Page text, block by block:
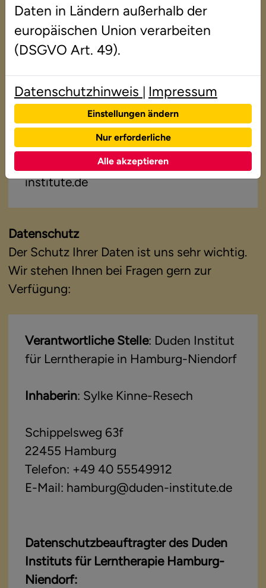
stellvertretender Institutsleiter
M.A. Gerd Berger
Schippelsweg 63f
22455 Hamburg
E-Mail: gerd.berger@duden-
institute.de
Datenschutz
Der Schutz Ihrer Daten ist uns sehr wichtig.
Wir stehen Ihnen bei Fragen gern zur
Verfügung:
Verantwortliche Stelle: Duden Institut
für Lerntherapie in Hamburg-Niendorf
Inhaberin: Sylke Kinne-Resech
Schippelsweg 63f
22455 Hamburg
Telefon: +49 40 55549912
E-Mail: hamburg@duden-institute.de
Datenschutzbeauftragter des Duden
Instituts für Lerntherapie Hamburg-
Niendorf:
Daten in Ländern außerhalb der
europäischen Union verarbeiten
(DSGVO Art. 49).
Datenschutzhinweis | Impressum
Einstellungen ändern
Nur erforderliche
Alle akzeptieren